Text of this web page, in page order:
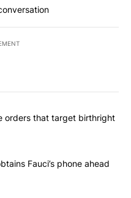
articles in the last
executive orders that
orders that target birthright
obtains Fauci’s
Fauci’s phone ahead